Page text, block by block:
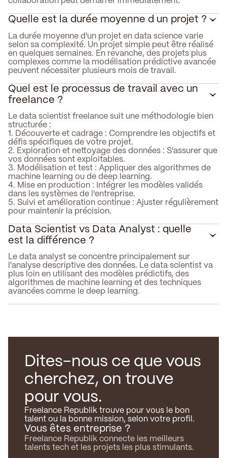
Quelle est la durée moyenne d un projet ?
La durée moyenne d'un projet en data science varie
selon sa complexité. Un projet simple peut être réalisé
en quelques semaines. En revanche, des projets plus
complexes comme la modélisation prédictive avancée
peuvent nécessiter plusieurs mois de travail.
Quel est le processus de travail avec un
freelance ?
Le data scientist freelance suit une méthodologie bien
structurée :
1. Découverte et cadrage : Comprendre les objectifs et
défis spécifiques de votre projet.
2. Exploration et nettoyage des données : S'assurer que
vos données sont exploitables.
3. Modélisation et test : Appliquer des algorithmes de
machine learning ou de deep learning.
4. Mise en production : Intégrer les modèles validés
dans les systèmes de l'entreprise.
5. Suivi et amélioration continue : Ajuster régulièrement
pour maintenir la précision.
Data Scientist vs Data Analyst : quelle
est la différence ?
Le data analyst se concentre principalement sur
l'analyse descriptive des données. Le data scientist va
plus loin en utilisant des modèles prédictifs, des
algorithmes de machine learning et des techniques
avancées comme le deep learning.
Dites-nous ce que vous
cherchez, on trouve
pour vous.
Freelance Republik trouve pour vous le bon
talent ou la bonne mission, selon votre profil.
Vous êtes entreprise ?
Freelance Republik connecte les meilleurs
talents tech et les projets les plus stimulants.